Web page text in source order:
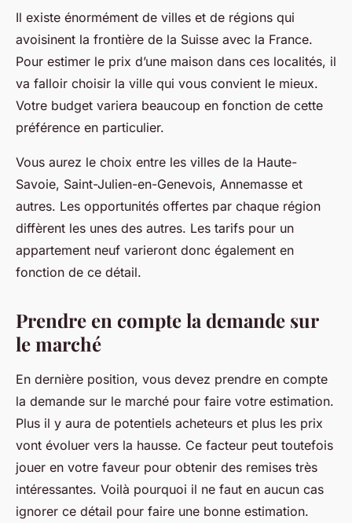
Il existe énormément de villes et de régions qui
avoisinent la frontière de la Suisse avec la France.
Pour estimer le prix d’une maison dans ces localités, il
va falloir choisir la ville qui vous convient le mieux.
Votre budget variera beaucoup en fonction de cette
préférence en particulier.
Vous aurez le choix entre les villes de la Haute-
Savoie, Saint-Julien-en-Genevois, Annemasse et
autres. Les opportunités offertes par chaque région
diffèrent les unes des autres. Les tarifs pour un
appartement neuf varieront donc également en
fonction de ce détail.
Prendre en compte la demande sur
le marché
En dernière position, vous devez prendre en compte
la demande sur le marché pour faire votre estimation.
Plus il y aura de potentiels acheteurs et plus les prix
vont évoluer vers la hausse. Ce facteur peut toutefois
jouer en votre faveur pour obtenir des remises très
intéressantes. Voilà pourquoi il ne faut en aucun cas
ignorer ce détail pour faire une bonne estimation.